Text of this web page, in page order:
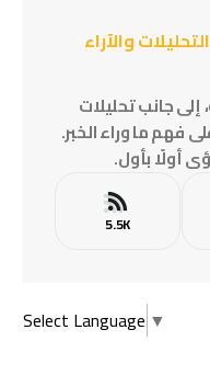
والآراء
جانب تحليلات
فهم ما وراء الخبر.
أولًا بأول.
5.5K
Select Language ▼